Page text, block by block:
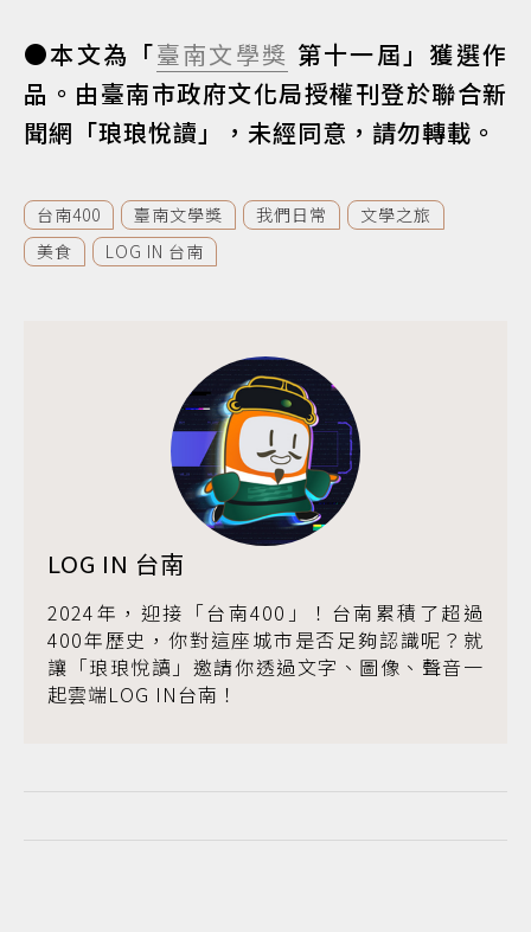
●本文為「臺南文學獎 第十一屆」獲選作
品。由臺南市政府文化局授權刊登於聯合新
聞網「琅琅悅讀」，未經同意，請勿轉載。
台南400 臺南文學獎 我們日常
文學之旅
美食
LOG IN 台南
LOG IN 台南
2024年，迎接「台南400」！台南累積了超過
400年歷史，你對這座城市是否足夠認識呢？就
讓「琅琅悅讀」邀請你透過文字、圖像、聲音一
起雲端LOG IN台南！